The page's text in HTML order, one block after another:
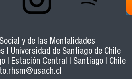
y de las Mentalidades
| Universidad de Santiago de Chile
| Estación Central | Santiago | Chile